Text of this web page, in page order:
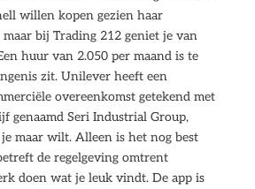
willen kopen gezien haar
bij Trading 212 geniet je van
huur van 2.050 per maand is te
zit. Unilever heeft een
overeenkomst getekend met
genaamd Seri Industrial Group,
maar wilt. Alleen is het nog best
de regelgeving omtrent
doen wat je leuk vindt. De app is